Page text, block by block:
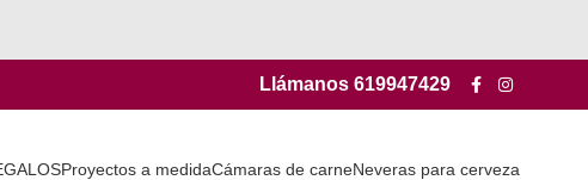
Llámanos 619947429
Proyectos a medidaCámaras de carneNeveras para cerveza